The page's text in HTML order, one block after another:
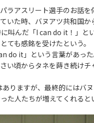
アスリート選手のお話を
いた時、バヌアツ共和国
叫んだ「I can do it！」と
ても感銘を受けたという。
do it」という言葉があっ
い頃からタネを蒔き続け
りますが、最終的にはバ
た人たちが増えてくれると